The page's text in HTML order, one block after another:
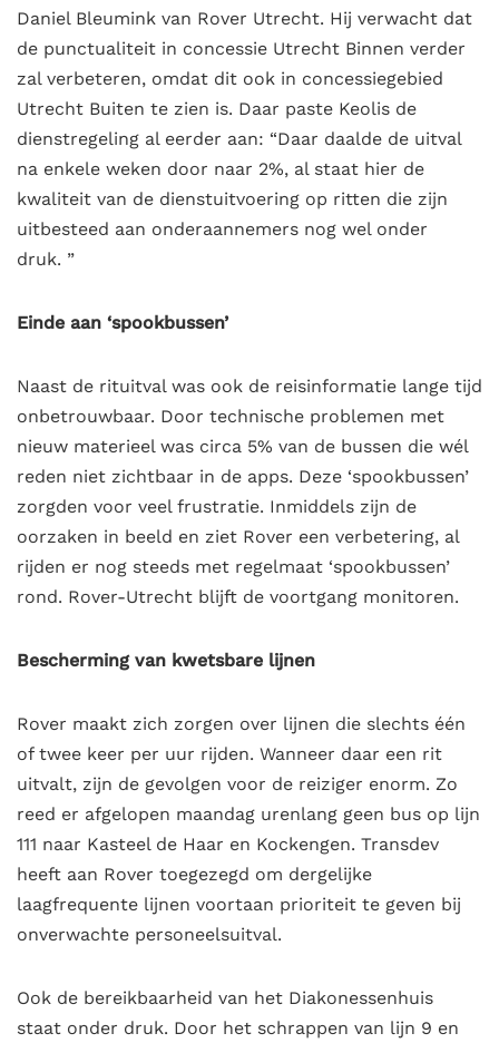
Daniel Bleumink van Rover Utrecht. Hij verwacht dat
de punctualiteit in concessie Utrecht Binnen verder
zal verbeteren, omdat dit ook in concessiegebied
Utrecht Buiten te zien is. Daar paste Keolis de
dienstregeling al eerder aan: “Daar daalde de uitval
na enkele weken door naar 2%, al staat hier de
kwaliteit van de dienstuitvoering op ritten die zijn
uitbesteed aan onderaannemers nog wel onder
druk. ”
Einde aan ‘spookbussen’
Naast de rituitval was ook de reisinformatie lange tijd
onbetrouwbaar. Door technische problemen met
nieuw materieel was circa 5% van de bussen die wél
reden niet zichtbaar in de apps. Deze ‘spookbussen’
zorgden voor veel frustratie. Inmiddels zijn de
oorzaken in beeld en ziet Rover een verbetering, al
rijden er nog steeds met regelmaat ‘spookbussen’
rond. Rover-Utrecht blijft de voortgang monitoren.
Bescherming van kwetsbare lijnen
Rover maakt zich zorgen over lijnen die slechts één
of twee keer per uur rijden. Wanneer daar een rit
uitvalt, zijn de gevolgen voor de reiziger enorm. Zo
reed er afgelopen maandag urenlang geen bus op lijn
111 naar Kasteel de Haar en Kockengen. Transdev
heeft aan Rover toegezegd om dergelijke
laagfrequente lijnen voortaan prioriteit te geven bij
onverwachte personeelsuitval.
Ook de bereikbaarheid van het Diakonessenhuis
staat onder druk. Door het schrappen van lijn 9 en